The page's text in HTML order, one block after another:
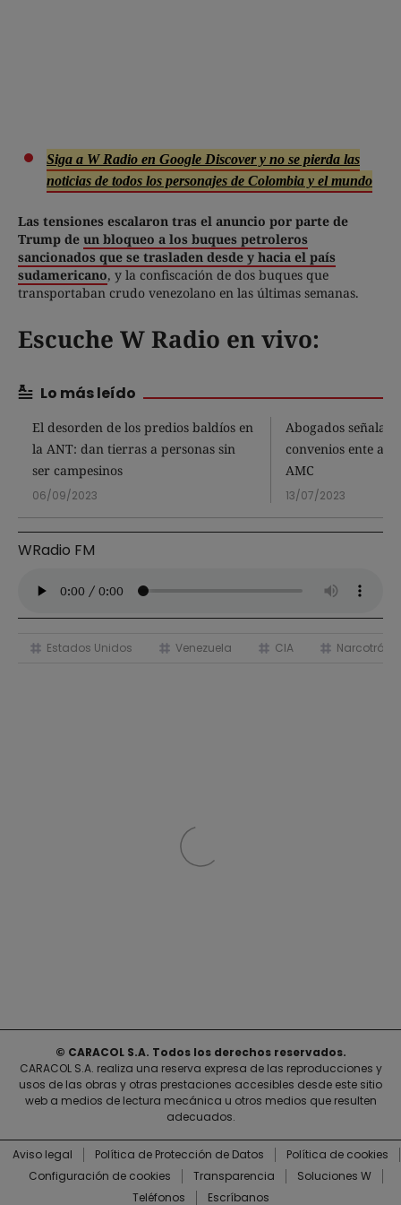
Siga a W Radio en Google Discover y no se pierda las
noticias de todos los personajes de Colombia y el mundo
Las tensiones escalaron tras el anuncio por parte de
Trump de un bloqueo a los buques petroleros
sancionados que se trasladen desde y hacia el país
sudamericano, y la confiscación de dos buques que
transportaban crudo venezolano en las últimas semanas.
Escuche W Radio en vivo:
Lo más leído
El desorden de los predios baldíos en
la ANT: dan tierras a personas sin
ser campesinos
06/09/2023
Abogados
convenios ente
AMC
13/07/2023
WRadio FM
Estados Unidos Venezuela CIA
© CARACOL S.A. Todos los derechos reservados.
CARACOL S.A. realiza una reserva expresa de las reproducciones y
usos de las obras y otras prestaciones accesibles desde este sitio
web a medios de lectura mecánica u otros medios que resulten
adecuados.
Aviso legal Política de Protección de Datos
Política de cookies
Configuración de cookies
Transparencia
Soluciones W
Teléfonos
Escríbanos